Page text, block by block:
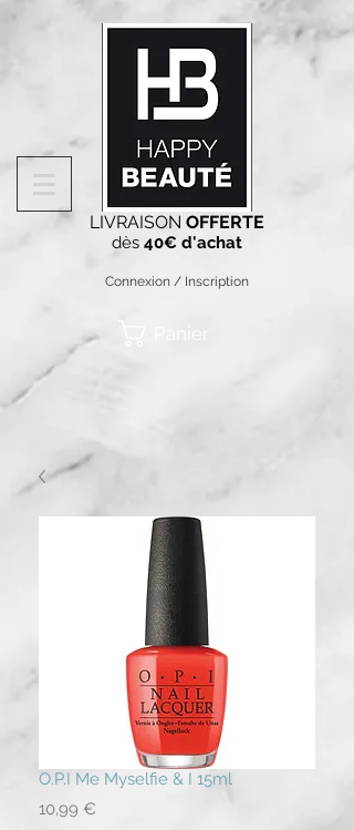
LIVRAISON OFFERTE
dès 40€ d'achat
Connexion / Inscription
O.P.I Me Myselfie & I 15ml
10,99 €